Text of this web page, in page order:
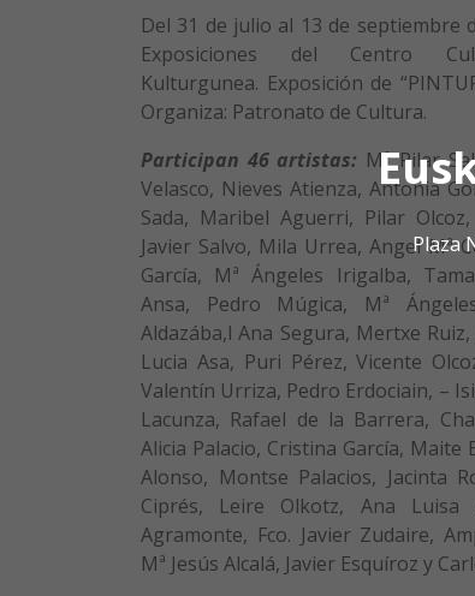
Plaza
Del 31 de julio al 13 de septiembre
Exposiciones del Centro
Kulturgunea. Exposición de
Organiza: Patronato de Cultura.
Participan 46 artistas: Mª Pilar
Velasco, Nieves Atienza, Antonia
Sada, Maribel Aguerri, Pilar Olcoz,
Javier Salvo, Mila Urrea, Angel Mª
García, Mª Ángeles Irigalba,
Ansa, Pedro Múgica, Mª
Aldazába,l Ana Segura, Mertxe
Lucia Asa, Puri Pérez, Vicente
Valentín Urriza, Pedro Erdociain, –
Lacunza, Rafael de la Barrera,
Alicia Palacio, Cristina García, Maite
Alonso, Montse Palacios, Jacinta
Ciprés, Leire Olkotz, Ana Luisa
Agramonte, Fco. Javier Zudaire,
Mª Jesús Alcalá, Javier Esquíroz y